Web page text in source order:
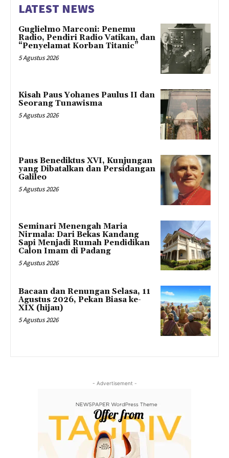
LATEST NEWS
Guglielmo Marconi: Penemu
Radio, Pendiri Radio Vatikan, dan
“Penyelamat Korban Titanic”
5 Agustus 2026
Kisah Paus Yohanes Paulus II dan
Seorang Tunawisma
5 Agustus 2026
Paus Benediktus XVI, Kunjungan
yang Dibatalkan dan Persidangan
Galileo
5 Agustus 2026
Seminari Menengah Maria
Nirmala: Dari Bekas Kandang
Sapi Menjadi Rumah Pendidikan
Calon Imam di Padang
5 Agustus 2026
Bacaan dan Renungan Selasa, 11
Agustus 2026, Pekan Biasa ke-
XIX (hijau)
5 Agustus 2026
- Advertisement -